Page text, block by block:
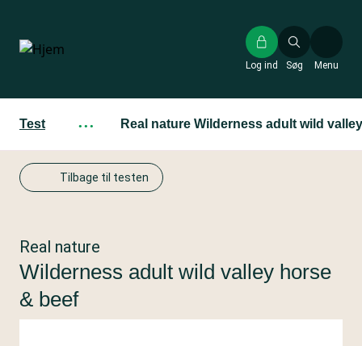
hovedindhold
Søg
Log ind Menu
Test ··· Real nature Wilderness adult wild
Tilbage til testen
Real nature
Wilderness adult wild valley horse
& beef